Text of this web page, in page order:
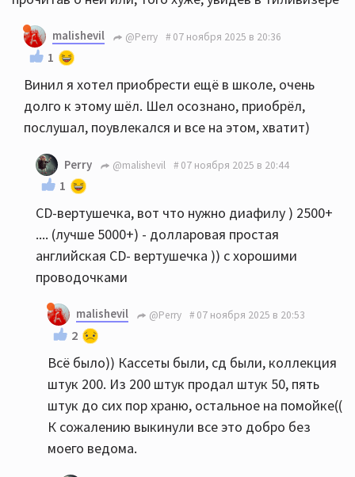
malishevil @Perry 07 ноября 2025 в 20:36
1
Винил я хотел приобрести ещё в школе, очень
долго к этому шёл. Шел осознано, приобрёл,
послушал, поувлекался и все на этом, хватит)
Perry @malishevil 07 ноября 2025 в 20:44
1
CD-вертушечка, вот что нужно диафилу ) 2500+
.... (лучше 5000+) - долларовая простая
английская CD- вертушечка )) с хорошими
проводочками
malishevil @Perry 07 ноября 2025 в 20:53
2
Всё было)) Кассеты были, сд были, коллекция
штук 200. Из 200 штук продал штук 50, пять
штук до сих пор храню, остальное на помойке((
К сожалению выкинули все это добро без
моего ведома.